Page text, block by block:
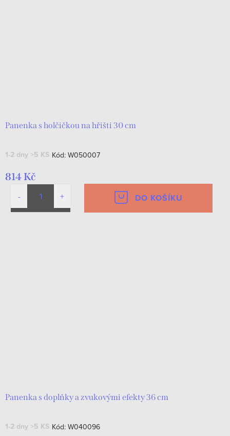
Panenka s holčičkou na hřišti 30 cm
1-2 dny >5 KS Kód: W050007
814 Kč
DO KOŠÍKU
Panenka s doplňky a zvukovými efekty 36 cm
1-2 dny >5 KS Kód: W040096